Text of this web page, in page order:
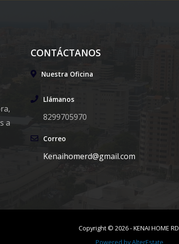
a
CONTÁCTANOS
Nuestra Oficina
Llámanos
8299705970
Correo
Kenaihomerd@gmail.com
Copyright © 2026-KENAI HOME RD
Powered byAlterEstate